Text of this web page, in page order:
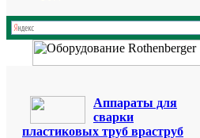
Аппараты для
сварки
пластиковых труб враструб